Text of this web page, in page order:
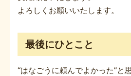
よろしくお願いいたします。
最後にひとこと
“はなごうに頼んでよかった”と